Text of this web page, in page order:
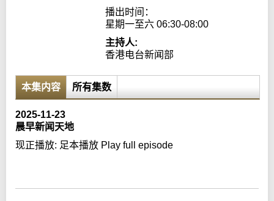
播出时间：
星期一至六 06:30-08:00
主持人:
香港电台新闻部
本集内容 所有集数
2025-11-23
晨早新闻天地
现正播放: 足本播放 Play full episode